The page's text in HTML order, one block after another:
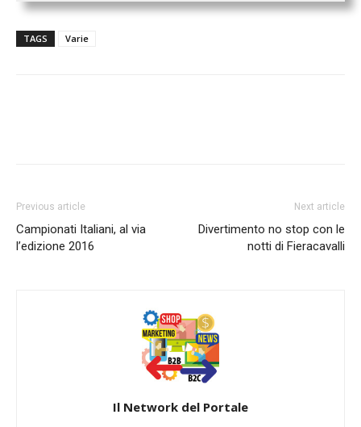
TAGS Varie
Previous article
Campionati Italiani, al via
l’edizione 2016
Next article
Divertimento no stop con le
notti di Fieracavalli
Il Network del Portale